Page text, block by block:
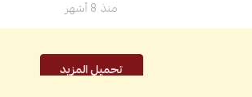
منذ 8 أشهر
تحميل المزيد